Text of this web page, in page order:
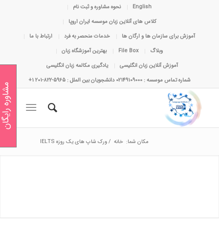
English
نحوه مشاوره و ثبت نام
کلاس های آنلاین زبان موسسه ایران اروپا
آموزش برای سازمان ها و ارگان ها
خدمات منحصر به فرد
ارتباط با ما
وبلاگ
File Box
بهترین آموزشگاه زبان
آموزش آنلاین زبان انگلیسی
یادگیری مکالمه زبان انگلیسی
شماره تماس موسسه : 02149109000 دانشجویان بین الملل : 5965-822-201 1+
مکان شما: خانه /ورک شاپ های یک روزه IELTS